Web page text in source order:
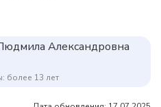
Александровна
более 13 лет